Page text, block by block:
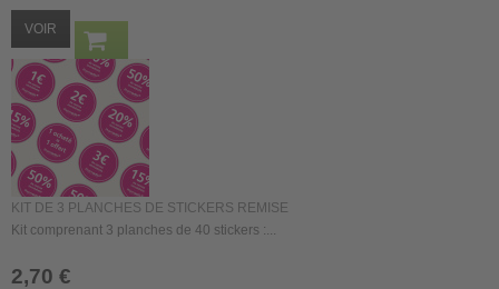
VOIR
KIT DE 3 PLANCHES DE STICKERS REMISE
Kit comprenant 3 planches de 40 stickers :...
2,70 €